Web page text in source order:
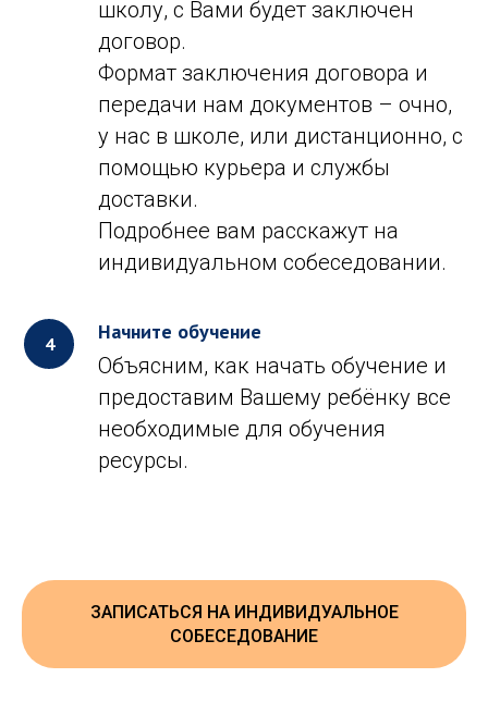
школу, с Вами будет заключен
договор.
Формат заключения договора и
передачи нам документов – очно,
у нас в школе, или дистанционно, с
помощью курьера и службы
доставки.
Подробнее вам расскажут на
индивидуальном собеседовании.
Начните обучение
Объясним, как начать обучение и
предоставим Вашему ребёнку все
необходимые для обучения
ресурсы.
ЗАПИСАТЬСЯ НА ИНДИВИДУАЛЬНОЕ
СОБЕСЕДОВАНИЕ